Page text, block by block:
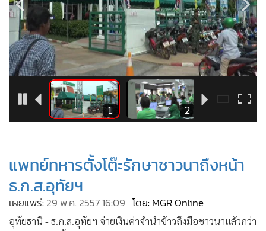
• คอลัมนิสต์
• ละคร
CbizReview
• Cyber BIZ
• ผู้จัดกวน
Good health & Well-being
Green Innovation & SD
• Infographic
• การเมือง
• ท่องเที่ยว
• กีฬา
แพทย์ทหารตั้งโต๊ะรักษาชาวนาถึงหน้า
ธ.ก.ส.อุทัยฯ
เผยแพร่: 29 พ.ค. 2557 16:09 โดย: MGR Online
อุทัยธานี - ธ.ก.ส.อุทัยฯ จ่ายเงินค่าจำนำข้าวถึงมือชาวนาแล้วกว่า
1 2